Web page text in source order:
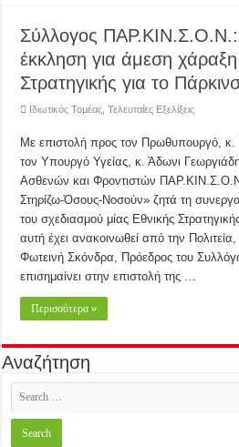
Σύλλογος ΠΑΡ.ΚΙΝ.Σ.Ο.Ν.:
έκκληση για άμεση χάραξη
Στρατηγικής για το
Ιδιωτικός Τομέας ,Τελευταίες Εξελίξεις
Με επιστολή προς τον Πρωθυπουργό, κ.
τον Υπουργό Υγείας, κ. Άδωνι
Ασθενών και Φροντιστών
Στηρίζω-Όσους-Νοσούν» ζητά τη
του σχεδιασμού μίας Εθνικής
αυτή έχει ανακοινωθεί από την
Φωτεινή Σκόνδρα, Πρόεδρος του
επισημαίνει στην επιστολή της …
Περισσότερα »
Αναζήτηση